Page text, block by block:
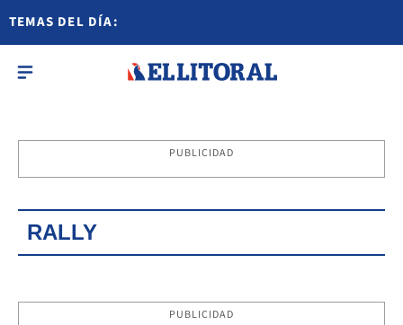
TEMAS DEL DÍA:
PUBLICIDAD
RALLY
PUBLICIDAD